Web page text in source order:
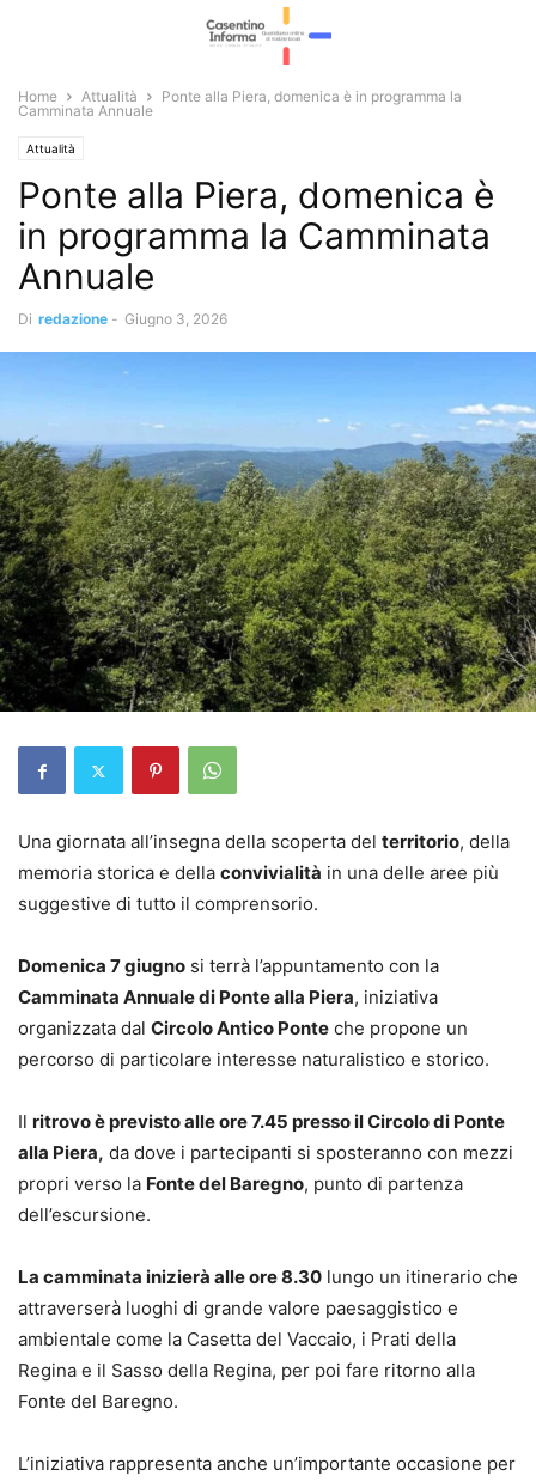
Home Attualità
Ponte alla Piera, domenica è in programma la
Camminata Annuale
Attualità
Ponte alla Piera, domenica è
in programma la Camminata
Annuale
Di redazione - Giugno 3, 2026
Una giornata all’insegna della scoperta del territorio, della
memoria storica e della convivialità in una delle aree più
suggestive di tutto il comprensorio.
Domenica 7 giugno si terrà l’appuntamento con la
Camminata Annuale di Ponte alla Piera, iniziativa
organizzata dal Circolo Antico Ponte che propone un
percorso di particolare interesse naturalistico e storico.
Il ritrovo è previsto alle ore 7.45 presso il Circolo di Ponte
alla Piera, da dove i partecipanti si sposteranno con mezzi
propri verso la Fonte del Baregno, punto di partenza
dell’escursione.
La camminata inizierà alle ore 8.30 lungo un itinerario che
attraverserà luoghi di grande valore paesaggistico e
ambientale come la Casetta del Vaccaio, i Prati della
Regina e il Sasso della Regina, per poi fare ritorno alla
Fonte del Baregno.
L’iniziativa rappresenta anche un’importante occasione per